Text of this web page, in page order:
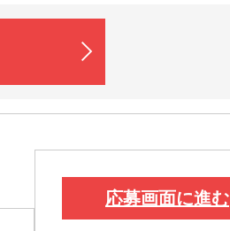
応募画面に進む